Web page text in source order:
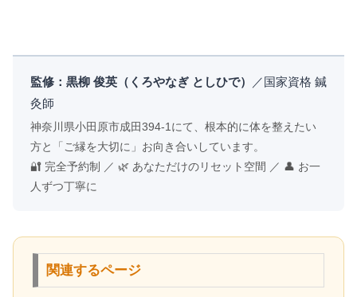
監修：黒柳 俊英（くろやなぎ としひで）
／国家資格 鍼
灸師
神奈川県小田原市成田394-1にて、根本的に体を整えたい
方と「ご縁を大切に」お向き合いしています。
🔐 完全予約制 ／ 🌿 あなただけのリセット空間 ／ 👤 お一
人ずつ丁寧に
関連するページ